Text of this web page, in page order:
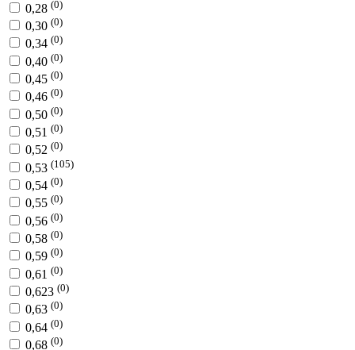
0,28 (0)
0,30 (0)
0,34 (0)
0,40 (0)
0,45 (0)
0,46 (0)
0,50 (0)
0,51 (0)
0,52 (0)
0,53 (105)
0,54 (0)
0,55 (0)
0,56 (0)
0,58 (0)
0,59 (0)
0,61 (0)
0,623 (0)
0,63 (0)
0,64 (0)
0,68 (0)